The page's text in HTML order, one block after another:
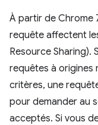
À partir de Chrome
requête affectent
Resource Sharing).
requêtes à origines
critères, une
pour demander au
acceptés. Si vous